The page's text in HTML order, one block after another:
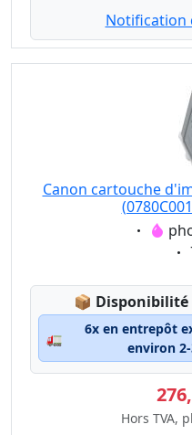
Notification
Canon cartouche
📦 Lagerstatus:
Disponibilité
🚛
6x en entrepôt
environ
Hors TVA,